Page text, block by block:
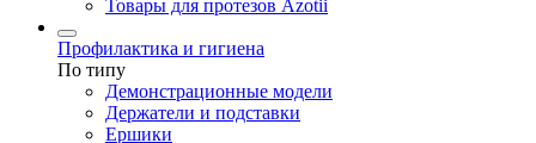
Товары для протезов Azotii
Профилактика и гигиена
По типу
Демонстрационные модели
Держатели и подставки
Ершики